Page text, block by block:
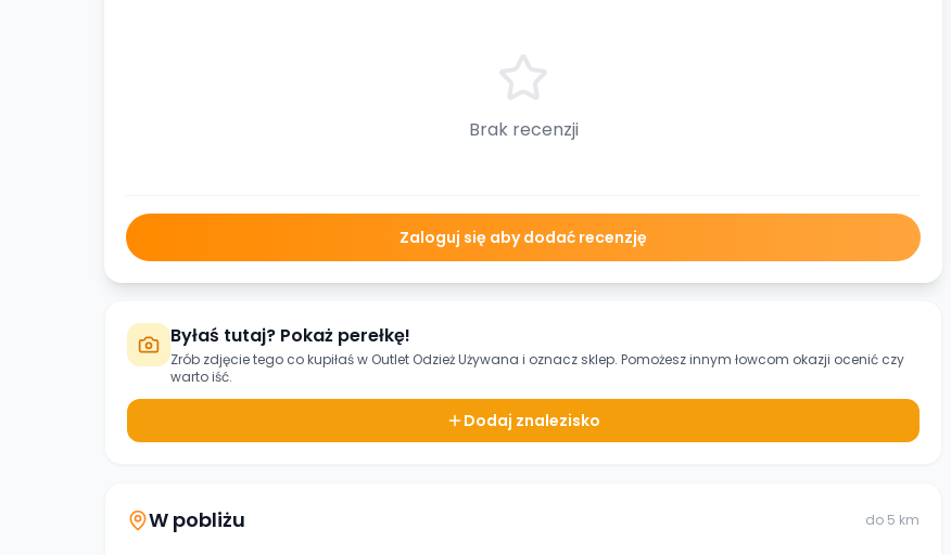
Brak recenzji
Zaloguj się aby dodać recenzję
Byłaś tutaj? Pokaż perełkę!
Zrób zdjęcie tego co kupiłaś w Outlet Odzież Używana i oznacz sklep. Pomożesz innym łowcom okazji ocenić czy
warto iść.
Dodaj znalezisko
W pobliżu do 5 km